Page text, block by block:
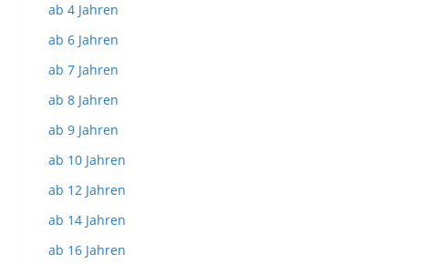
ab 4 Jahren
ab 6 Jahren
ab 7 Jahren
ab 8 Jahren
ab 9 Jahren
ab 10 Jahren
ab 12 Jahren
ab 14 Jahren
ab 16 Jahren